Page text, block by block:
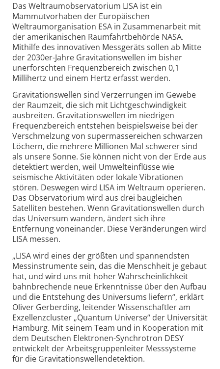
Das Weltraumobservatorium LISA ist ein
Mammutvorhaben der Europäischen
Weltraumorganisation ESA in Zusammenarbeit mit
der amerikanischen Raumfahrtbehörde NASA.
Mithilfe des innovativen Messgeräts sollen ab Mitte
der 2030er-Jahre Gravitationswellen im bisher
unerforschten Frequenzbereich zwischen 0,1
Millihertz und einem Hertz erfasst werden.
Gravitationswellen sind Verzerrungen im Gewebe
der Raumzeit, die sich mit Lichtgeschwindigkeit
ausbreiten. Gravitationswellen im niedrigen
Frequenzbereich entstehen beispielsweise bei der
Verschmelzung von supermassereichen schwarzen
Löchern, die mehrere Millionen Mal schwerer sind
als unsere Sonne. Sie können nicht von der Erde aus
detektiert werden, weil Umwelteinflüsse wie
seismische Aktivitäten oder lokale Vibrationen
stören. Deswegen wird LISA im Weltraum operieren.
Das Observatorium wird aus drei baugleichen
Satelliten bestehen. Wenn Gravitationswellen durch
das Universum wandern, ändert sich ihre
Entfernung voneinander. Diese Veränderungen wird
LISA messen.
„LISA wird eines der größten und spannendsten
Messinstrumente sein, das die Menschheit je gebaut
hat, und wird uns mit hoher Wahrscheinlichkeit
bahnbrechende neue Erkenntnisse über den Aufbau
und die Entstehung des Universums liefern“, erklärt
Oliver Gerberding, leitender Wissenschaftler am
Exzellenzcluster „Quantum Universe“ der Universität
Hamburg. Mit seinem Team und in Kooperation mit
dem Deutschen Elektronen-Synchrotron DESY
entwickelt der Arbeitsgruppenleiter Messsysteme
für die Gravitationswellendetektion.